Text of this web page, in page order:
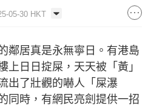
05-30 HKT
鄰居真是永無寧日。有港島
上日日掟屎，天天被「黃」
出了壯觀的嚇人「屎瀑
同時，有網民亮劍提供一招